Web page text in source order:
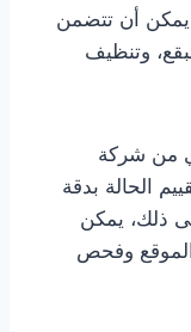
يمكن أن تتضمن
وتنظيف
من شركة
الحالة بدقة
ذلك، يمكن
الموقع وفحص